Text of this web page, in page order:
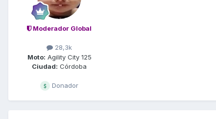
Moderador Global
28,3k
Moto: Agility City 125
Ciudad: Córdoba
Donador